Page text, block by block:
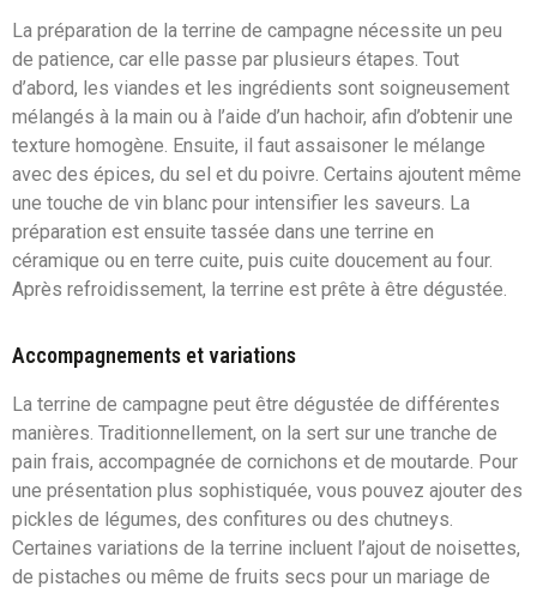
La préparation de la terrine de campagne nécessite un peu
de patience, car elle passe par plusieurs étapes. Tout
d’abord, les viandes et les ingrédients sont soigneusement
mélangés à la main ou à l’aide d’un hachoir, afin d’obtenir une
texture homogène. Ensuite, il faut assaisoner le mélange
avec des épices, du sel et du poivre. Certains ajoutent même
une touche de vin blanc pour intensifier les saveurs. La
préparation est ensuite tassée dans une terrine en
céramique ou en terre cuite, puis cuite doucement au four.
Après refroidissement, la terrine est prête à être dégustée.
Accompagnements et variations
La terrine de campagne peut être dégustée de différentes
manières. Traditionnellement, on la sert sur une tranche de
pain frais, accompagnée de cornichons et de moutarde. Pour
une présentation plus sophistiquée, vous pouvez ajouter des
pickles de légumes, des confitures ou des chutneys.
Certaines variations de la terrine incluent l’ajout de noisettes,
de pistaches ou même de fruits secs pour un mariage de